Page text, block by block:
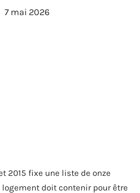
7 mai 2026
2015 fixe une liste de onze
logement doit contenir pour être